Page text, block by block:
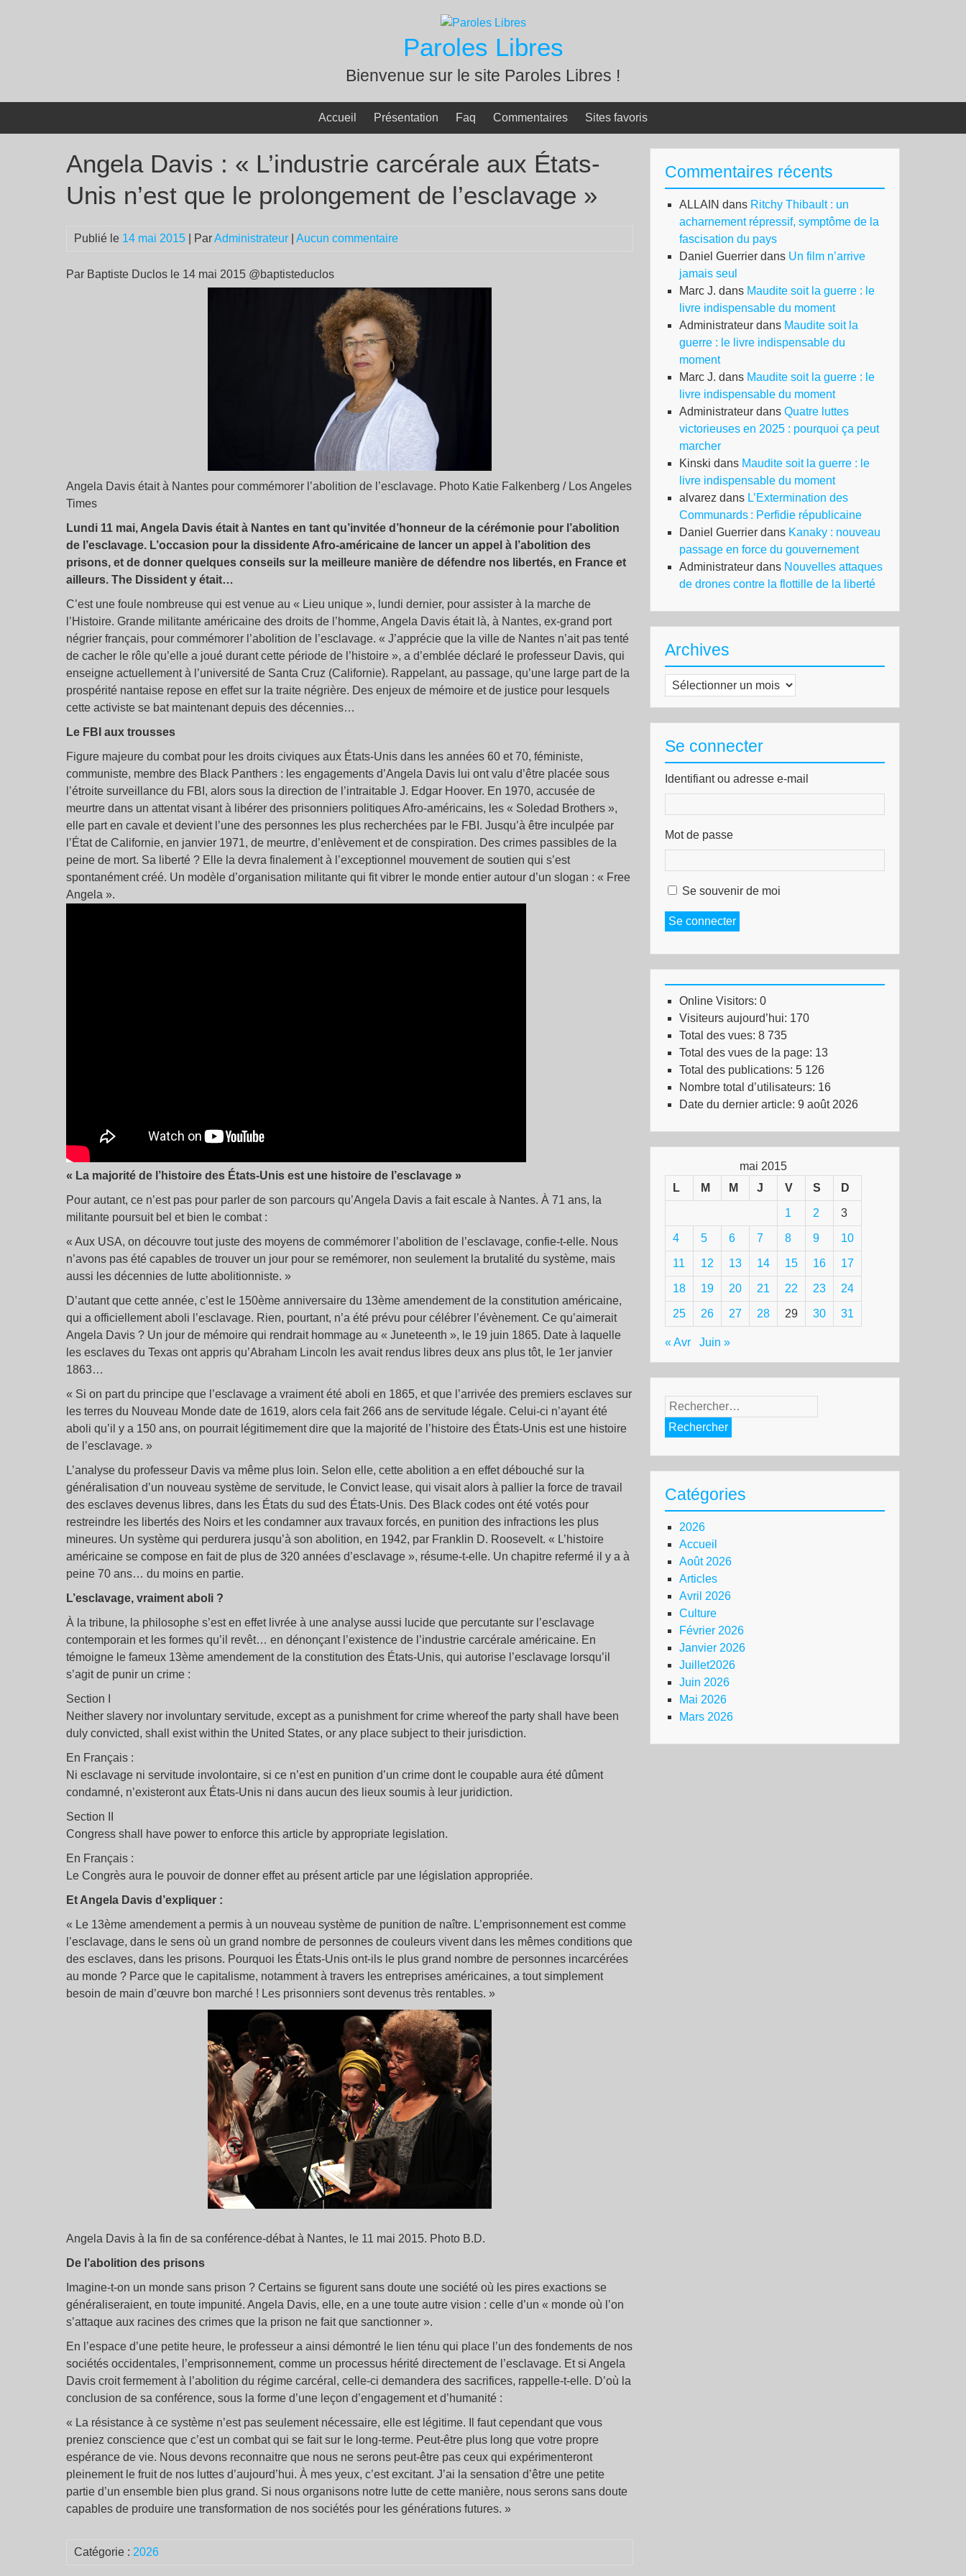
Paroles Libres
Bienvenue sur le site Paroles Libres !
Accueil Présentation Faq Commentaires Sites favoris
Angela Davis : « L’industrie carcérale aux États-
Unis n’est que le prolongement de l’esclavage »
Publié le 14 mai 2015 | ParAdministrateur Aucun commentaire
Par Baptiste Duclos le 14 mai 2015 @baptisteduclos
Angela Davis était à Nantes pour commémorer l’abolition de l’esclavage. Photo Katie Falkenberg / Los Angeles
Times
Lundi 11 mai, Angela Davis était à Nantes en tant qu’invitée d’honneur de la cérémonie pour l’abolition
de l’esclavage. L’occasion pour la dissidente Afro-américaine de lancer un appel à l’abolition des
prisons, et de donner quelques conseils sur la meilleure manière de défendre nos libertés, en France et
ailleurs. The Dissident y était…
C’est une foule nombreuse qui est venue au « Lieu unique », lundi dernier, pour assister à la marche de
l’Histoire. Grande militante américaine des droits de l’homme, Angela Davis était là, à Nantes, ex-grand port
négrier français, pour commémorer l’abolition de l’esclavage. « J’apprécie que la ville de Nantes n’ait pas tenté
de cacher le rôle qu’elle a joué durant cette période de l’histoire », a d’emblée déclaré le professeur Davis, qui
enseigne actuellement à l’université de Santa Cruz (Californie). Rappelant, au passage, qu’une large part de la
prospérité nantaise repose en effet sur la traite négrière. Des enjeux de mémoire et de justice pour lesquels
cette activiste se bat maintenant depuis des décennies…
Le FBI aux trousses
Figure majeure du combat pour les droits civiques aux États-Unis dans les années 60 et 70, féministe,
communiste, membre des Black Panthers : les engagements d’Angela Davis lui ont valu d’être placée sous
l’étroite surveillance du FBI, alors sous la direction de l’intraitable J. Edgar Hoover. En 1970, accusée de
meurtre dans un attentat visant à libérer des prisonniers politiques Afro-américains, les « Soledad Brothers »,
elle part en cavale et devient l’une des personnes les plus recherchées par le FBI. Jusqu’à être inculpée par
l’État de Californie, en janvier 1971, de meurtre, d’enlèvement et de conspiration. Des crimes passibles de la
peine de mort. Sa liberté ? Elle la devra finalement à l’exceptionnel mouvement de soutien qui s’est
spontanément créé. Un modèle d’organisation militante qui fit vibrer le monde entier autour d’un slogan : « Free
Angela ».
« La majorité de l’histoire des États-Unis est une histoire de l’esclavage »
Pour autant, ce n’est pas pour parler de son parcours qu’Angela Davis a fait escale à Nantes. À 71 ans, la
militante poursuit bel et bien le combat :
« Aux USA, on découvre tout juste des moyens de commémorer l’abolition de l’esclavage, confie-t-elle. Nous
n’avons pas été capables de trouver un jour pour se remémorer, non seulement la brutalité du système, mais
aussi les décennies de lutte abolitionniste. »
D’autant que cette année, c’est le 150ème anniversaire du 13ème amendement de la constitution américaine,
qui a officiellement aboli l’esclavage. Rien, pourtant, n’a été prévu pour célébrer l’évènement. Ce qu’aimerait
Angela Davis ? Un jour de mémoire qui rendrait hommage au « Juneteenth », le 19 juin 1865. Date à laquelle
les esclaves du Texas ont appris qu’Abraham Lincoln les avait rendus libres deux ans plus tôt, le 1er janvier
1863…
« Si on part du principe que l’esclavage a vraiment été aboli en 1865, et que l’arrivée des premiers esclaves sur
les terres du Nouveau Monde date de 1619, alors cela fait 266 ans de servitude légale. Celui-ci n’ayant été
aboli qu’il y a 150 ans, on pourrait légitimement dire que la majorité de l’histoire des États-Unis est une histoire
de l’esclavage. »
L’analyse du professeur Davis va même plus loin. Selon elle, cette abolition a en effet débouché sur la
généralisation d’un nouveau système de servitude, le Convict lease, qui visait alors à pallier la force de travail
des esclaves devenus libres, dans les États du sud des États-Unis. Des Black codes ont été votés pour
restreindre les libertés des Noirs et les condamner aux travaux forcés, en punition des infractions les plus
mineures. Un système qui perdurera jusqu’à son abolition, en 1942, par Franklin D. Roosevelt. « L’histoire
américaine se compose en fait de plus de 320 années d’esclavage », résume-t-elle. Un chapitre refermé il y a à
peine 70 ans… du moins en partie.
L’esclavage, vraiment aboli ?
À la tribune, la philosophe s’est en effet livrée à une analyse aussi lucide que percutante sur l’esclavage
contemporain et les formes qu’il revêt… en dénonçant l’existence de l’industrie carcérale américaine. En
témoigne le fameux 13ème amendement de la constitution des États-Unis, qui autorise l’esclavage lorsqu’il
s’agit de punir un crime :
Section I
Neither slavery nor involuntary servitude, except as a punishment for crime whereof the party shall have been
duly convicted, shall exist within the United States, or any place subject to their jurisdiction.
En Français :
Ni esclavage ni servitude involontaire, si ce n’est en punition d’un crime dont le coupable aura été dûment
condamné, n’existeront aux États-Unis ni dans aucun des lieux soumis à leur juridiction.
Section II
Congress shall have power to enforce this article by appropriate legislation.
En Français :
Le Congrès aura le pouvoir de donner effet au présent article par une législation appropriée.
Et Angela Davis d’expliquer :
« Le 13ème amendement a permis à un nouveau système de punition de naître. L’emprisonnement est comme
l’esclavage, dans le sens où un grand nombre de personnes de couleurs vivent dans les mêmes conditions que
des esclaves, dans les prisons. Pourquoi les États-Unis ont-ils le plus grand nombre de personnes incarcérées
au monde ? Parce que le capitalisme, notamment à travers les entreprises américaines, a tout simplement
besoin de main d’œuvre bon marché ! Les prisonniers sont devenus très rentables. »
Angela Davis à la fin de sa conférence-débat à Nantes, le 11 mai 2015. Photo B.D.
De l’abolition des prisons
Imagine-t-on un monde sans prison ? Certains se figurent sans doute une société où les pires exactions se
généraliseraient, en toute impunité. Angela Davis, elle, en a une toute autre vision : celle d’un « monde où l’on
s’attaque aux racines des crimes que la prison ne fait que sanctionner ».
En l’espace d’une petite heure, le professeur a ainsi démontré le lien ténu qui place l’un des fondements de nos
sociétés occidentales, l’emprisonnement, comme un processus hérité directement de l’esclavage. Et si Angela
Davis croit fermement à l’abolition du régime carcéral, celle-ci demandera des sacrifices, rappelle-t-elle. D’où la
conclusion de sa conférence, sous la forme d’une leçon d’engagement et d’humanité :
« La résistance à ce système n’est pas seulement nécessaire, elle est légitime. Il faut cependant que vous
preniez conscience que c’est un combat qui se fait sur le long-terme. Peut-être plus long que votre propre
espérance de vie. Nous devons reconnaitre que nous ne serons peut-être pas ceux qui expérimenteront
pleinement le fruit de nos luttes d’aujourd’hui. À mes yeux, c’est excitant. J’ai la sensation d’être une petite
partie d’un ensemble bien plus grand. Si nous organisons notre lutte de cette manière, nous serons sans doute
capables de produire une transformation de nos sociétés pour les générations futures. »
Catégorie : 2026
Commentaires récents
ALLAIN dans Ritchy Thibault : un
acharnement répressif, symptôme de la
fascisation du pays
Daniel Guerrier dans Un film n’arrive
jamais seul
Marc J. dans Maudite soit la guerre : le
livre indispensable du moment
Administrateur dans Maudite soit la
guerre : le livre indispensable du
moment
Marc J. dans Maudite soit la guerre : le
livre indispensable du moment
Administrateur dans Quatre luttes
victorieuses en 2025 : pourquoi ça peut
marcher
Kinski dans Maudite soit la guerre : le
livre indispensable du moment
alvarez dans L’Extermination des
Communards : Perfidie républicaine
Daniel Guerrier dans Kanaky : nouveau
passage en force du gouvernement
Administrateur dans Nouvelles attaques
de drones contre la flottille de la liberté
Archives
Archives
Se connecter
Identifiant ou adresse e-mail
Mot de passe
Se souvenir de moi
Se connecter
Online Visitors: 0
Visiteurs aujourd’hui: 170
Total des vues: 8 735
Total des vues de la page: 13
Total des publications: 5 126
Nombre total d’utilisateurs: 16
Date du dernier article: 9 août 2026
mai 2015
L
M M J V S D
1 2 3
4 5 6 7 8 9 10
11 12 13 14 15 16 17
18 19 20 21 22 23 24
25 26 27 28 29 30 31
« Avr Juin »
Rechercher :
Catégories
2026
Accueil
Août 2026
Articles
Avril 2026
Culture
Février 2026
Janvier 2026
Juillet2026
Juin 2026
Mai 2026
Mars 2026